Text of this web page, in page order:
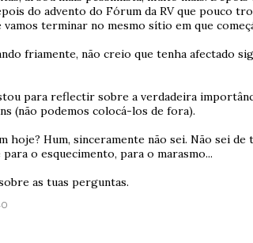
do advento do Fórum da RV que pouco
vamos terminar no mesmo sítio em que
friamente, não creio que tenha afectado
para reflectir sobre a verdadeira
(não podemos colocá-los de fora).
hoje? Hum, sinceramente não sei. Não sei de
o esquecimento, para o marasmo...
as tuas perguntas.